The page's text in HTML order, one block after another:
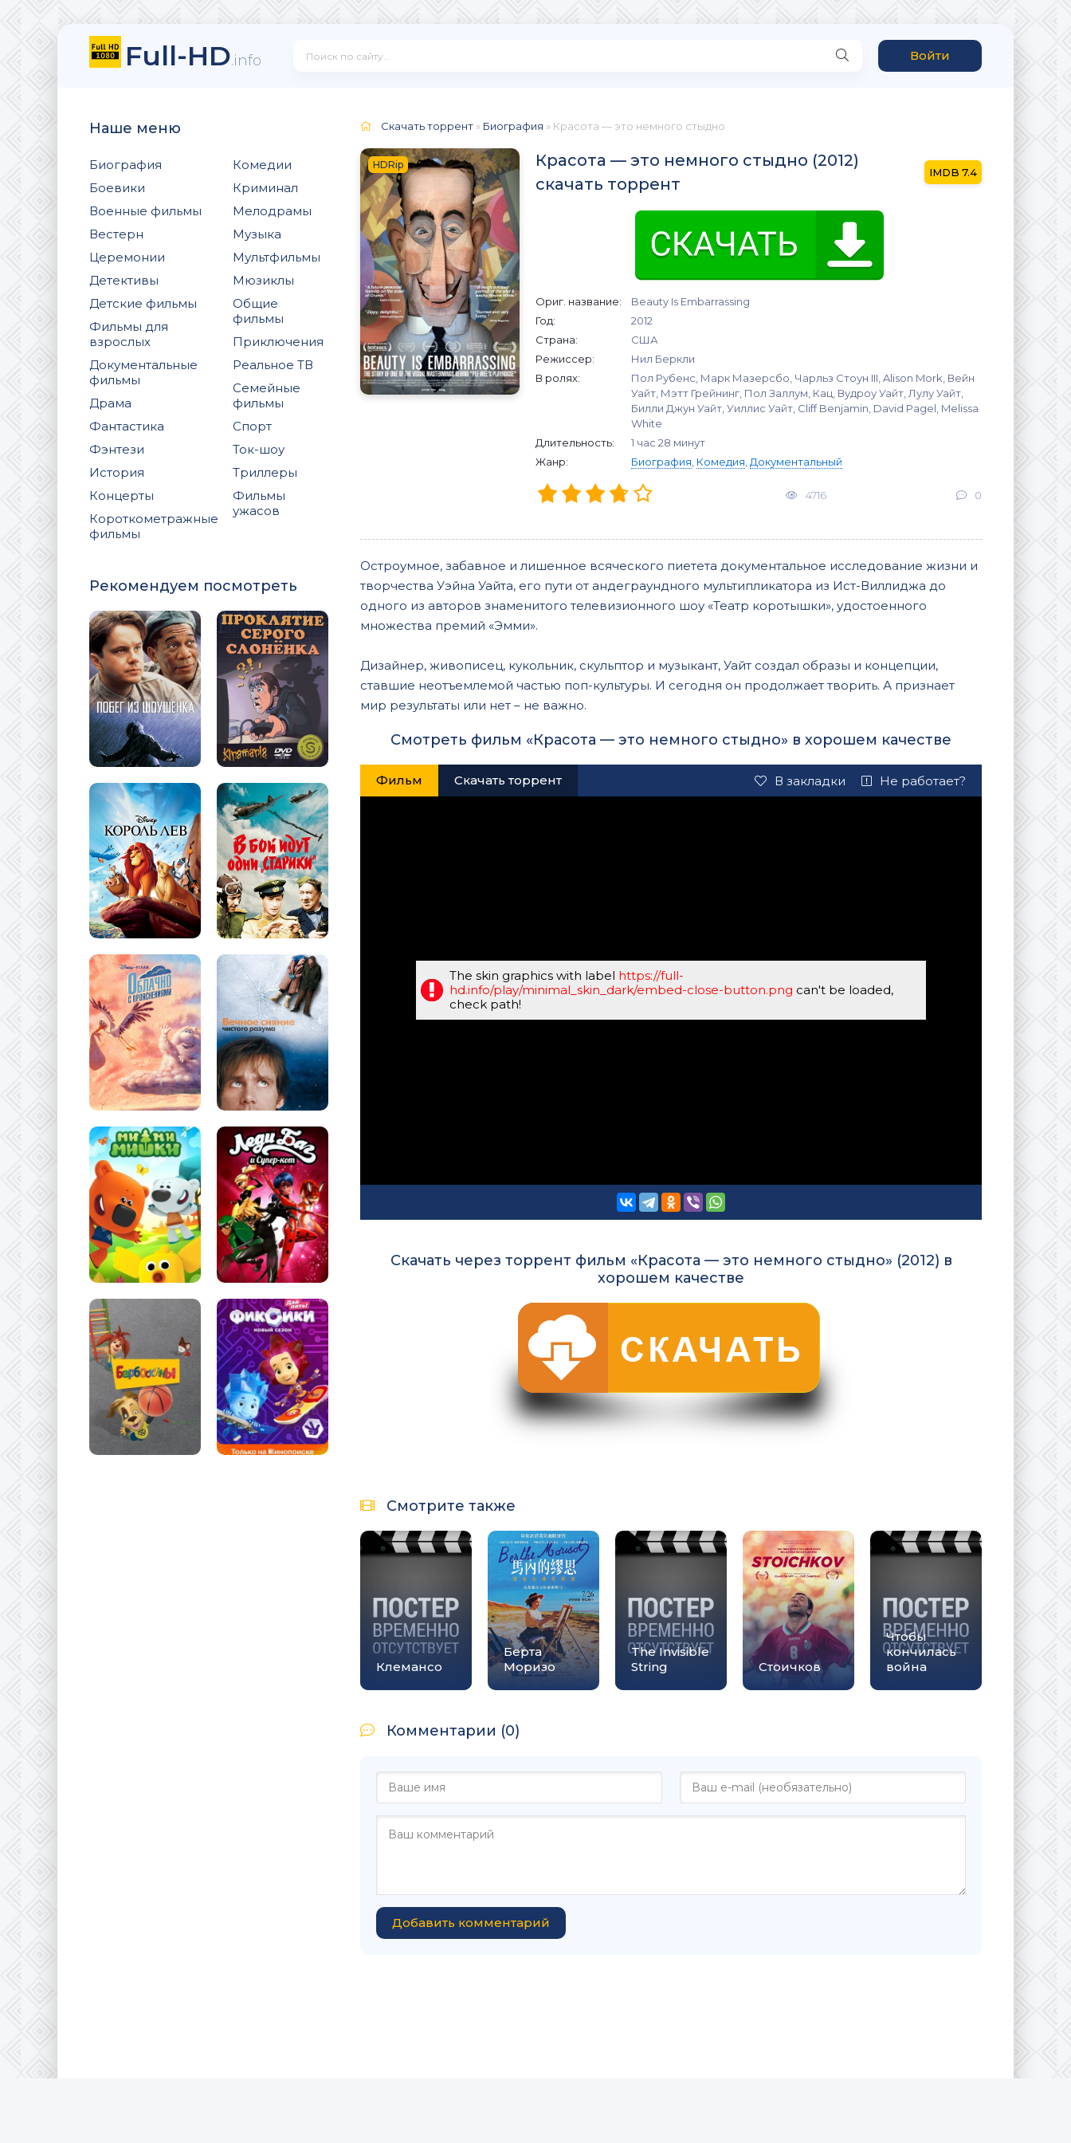
Full-HD.info Войти
Наше меню
Биография
Боевики
Военные фильмы
Вестерн
Церемонии
Детективы
Детские фильмы
Фильмы для
взрослых
Документальные
фильмы
Драма
Фантастика
Фэнтези
История
Концерты
Короткометражные
фильмы
Комедии
Криминал
Мелодрамы
Музыка
Мультфильмы
Мюзиклы
Общие
фильмы
Приключения
Реальное ТВ
Семейные
фильмы
Спорт
Ток-шоу
Триллеры
Фильмы
ужасов
Рекомендуем посмотреть
Скачать торрент » Биография » Красота — это немного стыдно
HDRip
Красота — это немного стыдно (2012)
скачать торрент
7.4
Ориг. название:
Beauty Is Embarrassing
Год:
2012
Страна:
США
Режиссер:
Нил Беркли
В ролях:
Пол Рубенс, Марк Мазерсбо, Чарльз Стоун III, Alison Mork, Вейн
Уайт, Мэтт Грейнинг, Пол Заллум, Кац, Вудроу Уайт, Лулу Уайт,
Билли Джун Уайт, Уиллис Уайт, Cliff Benjamin, David Pagel, Melissa
White
Длительность:
1 час 28 минут
Жанр:
Биография Комедия Документальный
4716 0
Остроумное, забавное и лишенное всяческого пиетета документальное исследование жизни и
творчества Уэйна Уайта, его пути от андеграундного мультипликатора из Ист-Виллиджа до
одного из авторов знаменитого телевизионного шоу «Театр коротышки», удостоенного
множества премий «Эмми».
Дизайнер, живописец, кукольник, скульптор и музыкант, Уайт создал образы и концепции,
ставшие неотъемлемой частью поп-культуры. И сегодня он продолжает творить. А признает
мир результаты или нет – не важно.
Смотреть фильм «Красота — это немного стыдно» в хорошем качестве
Фильм Скачать торрент В закладки Не работает?
The skin graphics with label https://full-
hd.info/play/minimal_skin_dark/embed-close-button.png can't be loaded,
check path!
Скачать через торрент фильм «Красота — это немного стыдно» (2012) в
хорошем качестве
Смотрите также
Клемансо
Берта
Моризо
The Invisible
String
Стоичков
Чтобы
кончилась
война
Комментарии (0)
Добавить комментарий